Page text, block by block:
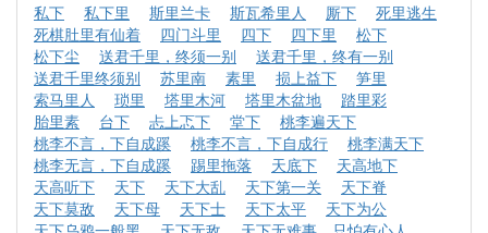
私下
私下里 斯里兰卡 斯瓦希里人 厮下
死里逃生
死棋肚里有仙着
四门斗里 四下 四下里
松下
松下尘
送君千里，终须一别
送君千里，终有一别
送君千里终须别
苏里南 素里 损上益下
笋里
索马里人
琐里 塔里木河 塔里木盆地
踏里彩
胎里素
台下 忐上忑下 堂下
桃李遍天下
桃李不言，下自成蹊
桃李不言，下自成行
桃李满天下
桃李无言，下自成蹊
踢里拖落 天底下
天高地下
天高听下
天下 天下大乱 天下第一关
天下脊
天下莫敌
天下母 天下士 天下太平
天下为公